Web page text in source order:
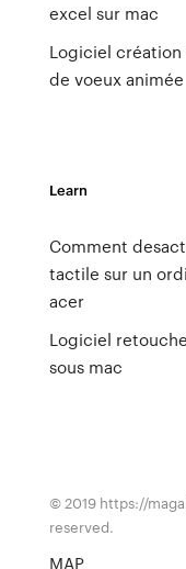
excel sur mac
Logiciel création
de voeux animée
Learn
Comment
tactile sur un
acer
Logiciel
sous mac
© 2019 https://
reserved.
MAP